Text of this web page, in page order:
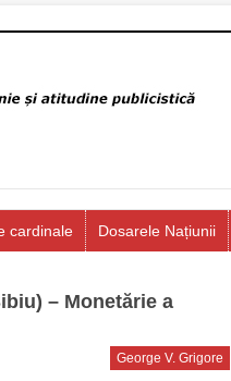
cardinale Dosarele Națiunii
– Monetărie a
George V. Grigore